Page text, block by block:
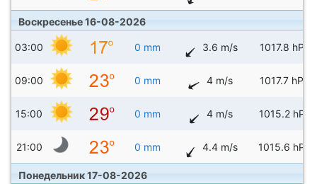
Воскресенье 16-08-2026
03:00 0 mm 3.6 m/s 1017.8 hPa
09:00 0 mm 4 m/s 1017.7 hPa
15:00 0 mm 4 m/s 1015.2 hPa
21:00 0 mm 4.4 m/s 1015.6 hPa
Понедельник 17-08-2026